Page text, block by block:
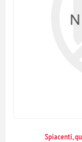
Spiacenti,